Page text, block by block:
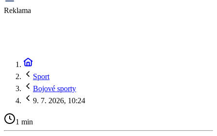
Reklama
Sport
Bojové sporty
9. 7. 2026, 10:24
1 min